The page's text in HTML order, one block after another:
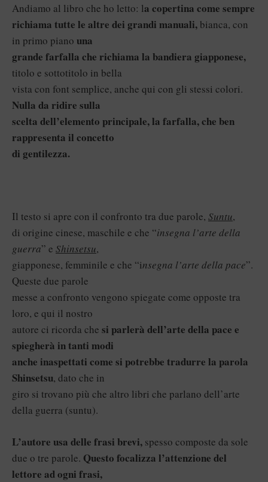
Andiamo al libro che ho letto: la copertina come sempre
richiama tutte le altre dei grandi manuali, bianca, con
in primo piano una
grande farfalla che richiama la bandiera giapponese,
titolo e sottotitolo in bella
vista con font semplice, anche qui con gli stessi colori.
Nulla da ridire sulla
scelta dell’elemento principale, la farfalla, che ben
rappresenta il concetto
di gentilezza.
Il testo si apre con il confronto tra due parole, Suntu,
di origine cinese, maschile e che “insegna l’arte della
guerra” e Shinsetsu,
giapponese, femminile e che “insegna l’arte della pace”.
Queste due parole
messe a confronto vengono spiegate come opposte tra
loro, e qui il nostro
autore ci ricorda che si parlerà dell’arte della pace e
spiegherà in tanti modi
anche inaspettati come si potrebbe tradurre la parola
Shinsetsu, dato che in
giro si trovano più che altro libri che parlano dell’arte
della guerra (suntu).
L’autore usa delle frasi brevi, spesso composte da sole
due o tre parole. Questo focalizza l’attenzione del
lettore ad ogni frasi,